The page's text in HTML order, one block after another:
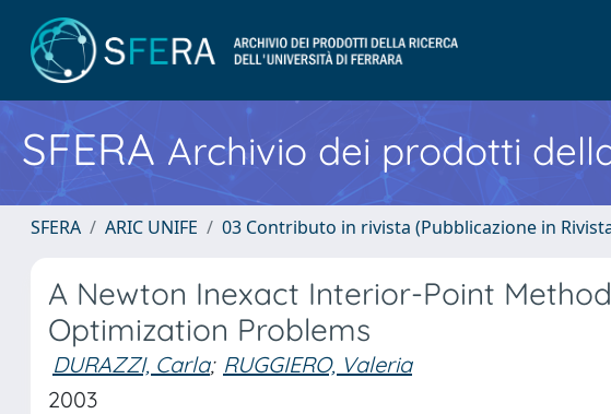
SFERA Archivio dei prodotti
SFERA ARIC UNIFE 03 Contributo in rivista (Pubblicazione in
A Newton Inexact Interior-Point
Optimization Problems
DURAZZI, Carla; RUGGIERO, Valeria
2003